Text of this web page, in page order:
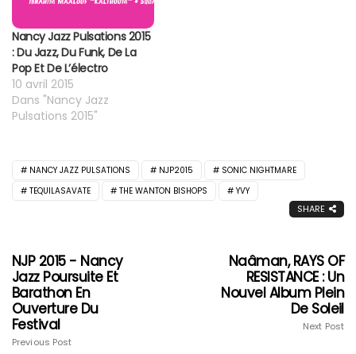
Nancy Jazz Pulsations 2015
: Du Jazz, Du Funk, De La
Pop Et De L’électro
10 avril 2015
Dans "Nancy Jazz
Pulsations 2015"
NANCY JAZZ PULSATIONS NJP2015
SONIC NIGHTMARE
TEQUILASAVATE
THE WANTON BISHOPS YVY
SHARE
NJP 2015 - Nancy
Jazz Poursuite Et
Barathon En
Ouverture Du
Festival
Previous Post
Naâman, RAYS OF
RESISTANCE : Un
Nouvel Album Plein
De Soleil
Next Post